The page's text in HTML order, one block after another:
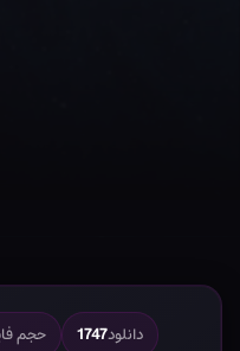
دانلود1747 حجم